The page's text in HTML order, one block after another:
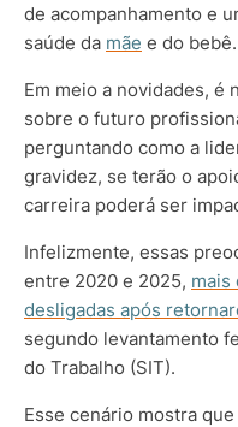
de acompanhamento e
saúde da mãe e do bebê.
Em meio a novidades, é
sobre o futuro
perguntando como a
gravidez, se terão o
carreira poderá ser
Infelizmente, essas
entre 2020 e 2025, mais
desligadas após
segundo levantamento
do Trabalho (SIT).
Esse cenário mostra